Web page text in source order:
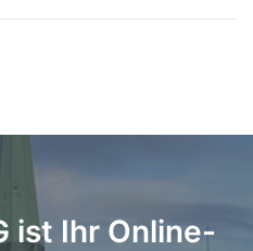
ist Ihr Online-